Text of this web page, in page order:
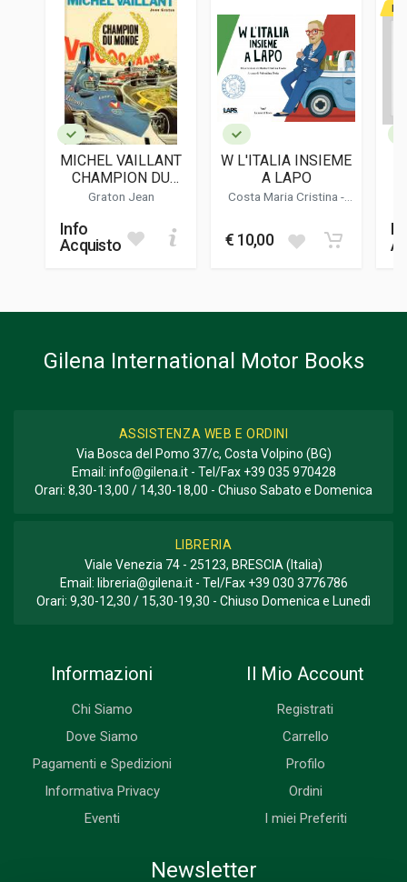
2952800800
Expressions 2
LINGUA DEL TESTO
Inglese, Francese
DATA DI STAMPA
27 x 27 x 1,5 cm
MICHEL VAILLANT
CHAMPION DU
MONDE
Graton Jean
Info
Acquisto
W L'ITALIA INSIEME
A LAPO
Costa Maria Cristina -
€ 10,00
Gilena International Motor Books
ASSISTENZA WEB E ORDINI
Via Bosca del Pomo 37/c, Costa Volpino (BG)
Email: info@gilena.it- Tel/Fax +39 035 970428
Orari: 8,30-13,00 / 14,30-18,00 - Chiuso Sabato e Domenica
LIBRERIA
Viale Venezia 74 - 25123, BRESCIA (Italia)
Email: libreria@gilena.it- Tel/Fax +39 030 3776786
Orari: 9,30-12,30 / 15,30-19,30 - Chiuso Domenica e Lunedì
Informazioni
Chi Siamo
Dove Siamo
Pagamenti e Spedizioni
Informativa Privacy
Eventi
Il Mio Account
Registrati
Carrello
Profilo
Ordini
I miei Preferiti
Newsletter